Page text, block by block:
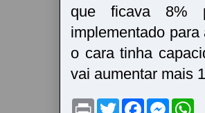
que ficava 8%
implementado
o cara tinha
vai aumentar mais
P
T
F
M